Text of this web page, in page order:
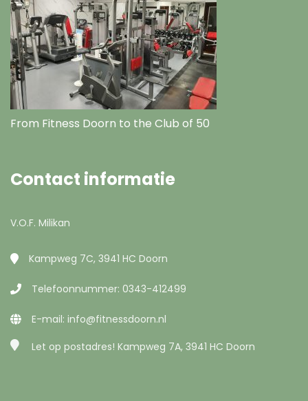
From Fitness Doorn to the Club of 50
Contact informatie
V.O.F. Milikan
Kampweg 7C, 3941 HC Doorn
Telefoonnummer: 0343-412499
E-mail: info@fitnessdoorn.nl
Let op postadres! Kampweg 7A, 3941 HC Doorn